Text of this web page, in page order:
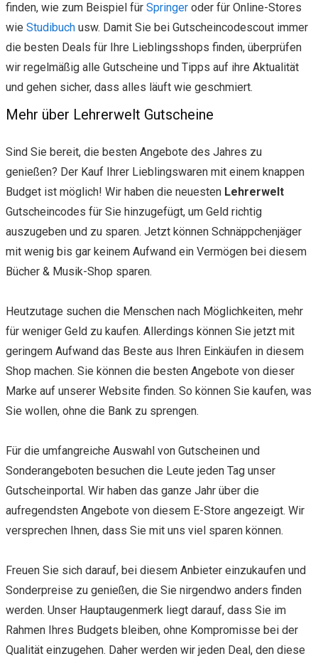
finden, wie zum Beispiel für Springer oder für Online-Stores
wie Studibuch usw. Damit Sie bei Gutscheincodescout immer
die besten Deals für Ihre Lieblingsshops finden, überprüfen
wir regelmäßig alle Gutscheine und Tipps auf ihre Aktualität
und gehen sicher, dass alles läuft wie geschmiert.
Mehr über Lehrerwelt Gutscheine
Sind Sie bereit, die besten Angebote des Jahres zu
genießen? Der Kauf Ihrer Lieblingswaren mit einem knappen
Budget ist möglich! Wir haben die neuesten Lehrerwelt
Gutscheincodes für Sie hinzugefügt, um Geld richtig
auszugeben und zu sparen. Jetzt können Schnäppchenjäger
mit wenig bis gar keinem Aufwand ein Vermögen bei diesem
Bücher & Musik-Shop sparen.
Heutzutage suchen die Menschen nach Möglichkeiten, mehr
für weniger Geld zu kaufen. Allerdings können Sie jetzt mit
geringem Aufwand das Beste aus Ihren Einkäufen in diesem
Shop machen. Sie können die besten Angebote von dieser
Marke auf unserer Website finden. So können Sie kaufen, was
Sie wollen, ohne die Bank zu sprengen.
Für die umfangreiche Auswahl von Gutscheinen und
Sonderangeboten besuchen die Leute jeden Tag unser
Gutscheinportal. Wir haben das ganze Jahr über die
aufregendsten Angebote von diesem E-Store angezeigt. Wir
versprechen Ihnen, dass Sie mit uns viel sparen können.
Freuen Sie sich darauf, bei diesem Anbieter einzukaufen und
Sonderpreise zu genießen, die Sie nirgendwo anders finden
werden. Unser Hauptaugenmerk liegt darauf, dass Sie im
Rahmen Ihres Budgets bleiben, ohne Kompromisse bei der
Qualität einzugehen. Daher werden wir jeden Deal, den diese